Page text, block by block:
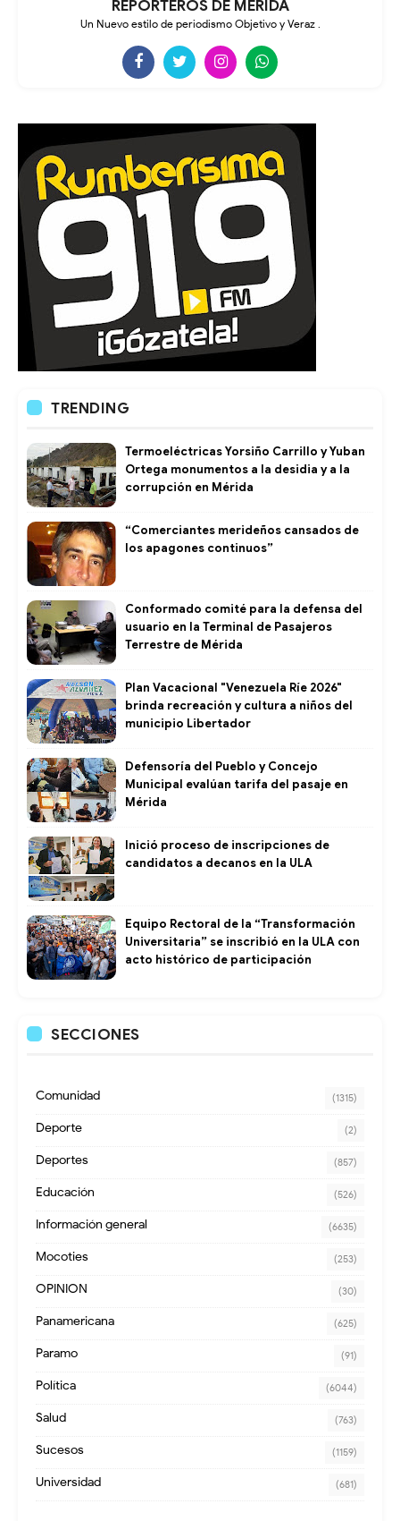
REPORTEROS DE MÉRIDA
Un Nuevo estilo de periodismo Objetivo y Veraz .
TRENDING
Termoeléctricas Yorsiño Carrillo y Yuban
Ortega monumentos a la desidia y a la
corrupción en Mérida
“Comerciantes merideños cansados de
los apagones continuos”
Conformado comité para la defensa del
usuario en la Terminal de Pasajeros
Terrestre de Mérida
Plan Vacacional "Venezuela Ríe 2026"
brinda recreación y cultura a niños del
municipio Libertador
Defensoría del Pueblo y Concejo
Municipal evalúan tarifa del pasaje en
Mérida
Inició proceso de inscripciones de
candidatos a decanos en la ULA
Equipo Rectoral de la “Transformación
Universitaria” se inscribió en la ULA con
acto histórico de participación
SECCIONES
Comunidad (1315)
Deporte (2)
Deportes (857)
Educación (526)
Información general (6635)
Mocoties (253)
OPINION (30)
Panamericana (625)
Paramo (91)
Política (6044)
Salud (763)
Sucesos (1159)
Universidad (681)